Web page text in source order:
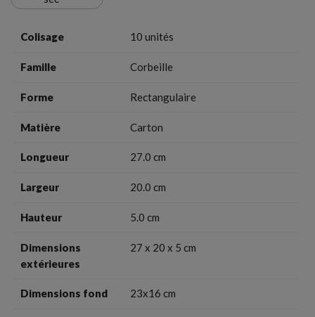
Colisage 10 unités
Famille Corbeille
Forme Rectangulaire
Matière Carton
Longueur 27.0 cm
Largeur 20.0 cm
Hauteur 5.0 cm
Dimensions
extérieures
27 x 20 x 5 cm
Dimensions fond 23x16 cm